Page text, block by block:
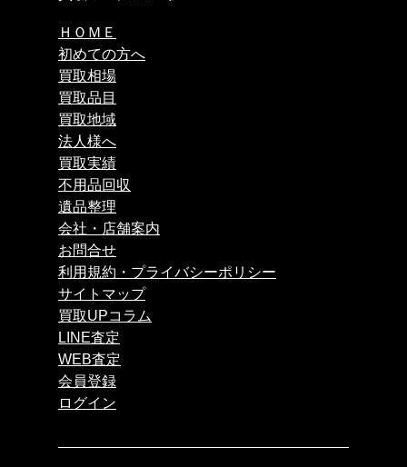
ＨＯＭＥ
初めての方へ
買取相場
買取品目
買取地域
法人様へ
買取実績
不用品回収
遺品整理
会社・店舗案内
お問合せ
利用規約・プライバシーポリシー
サイトマップ
買取UPコラム
LINE査定
WEB査定
会員登録
ログイン